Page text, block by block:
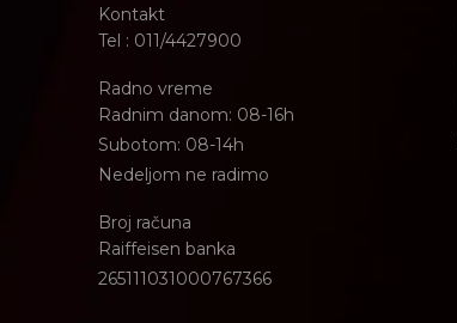
Kontakt
Tel : 011/4427900
Radno vreme
Radnim danom: 08-16h
Subotom: 08-14h
Nedeljom ne radimo
Broj računa
Raiffeisen banka
265111031000767366